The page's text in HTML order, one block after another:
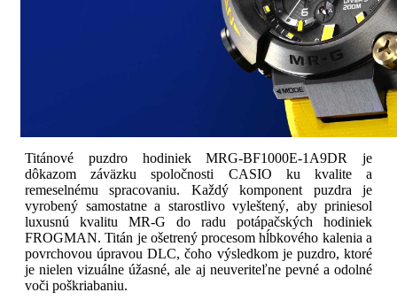
Titánové puzdro hodiniek MRG-BF1000E-1A9DR je
dôkazom záväzku spoločnosti CASIO ku kvalite a
remeselnému spracovaniu. Každý komponent puzdra je
vyrobený samostatne a starostlivo vyleštený, aby priniesol
luxusnú kvalitu MR-G do radu potápačských hodiniek
FROGMAN. Titán je ošetrený procesom hĺbkového kalenia a
povrchovou úpravou DLC, čoho výsledkom je puzdro, ktoré
je nielen vizuálne úžasné, ale aj neuveriteľne pevné a odolné
voči poškriabaniu.